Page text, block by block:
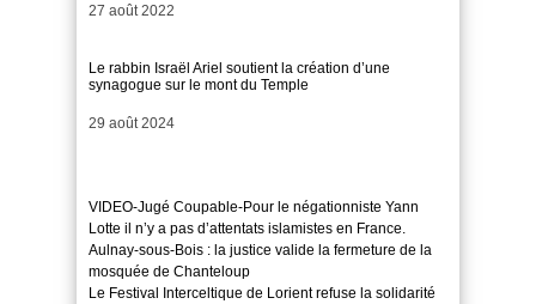
Date
27 août 2022
Le rabbin Israël Ariel soutient la création d’une
synagogue sur le mont du Temple
Date
29 août 2024
VIDEO-Jugé Coupable-Pour le négationniste Yann
Lotte il n’y a pas d’attentats islamistes en France.
Aulnay-sous-Bois : la justice valide la fermeture de la
mosquée de Chanteloup
Le Festival Interceltique de Lorient refuse la solidarité